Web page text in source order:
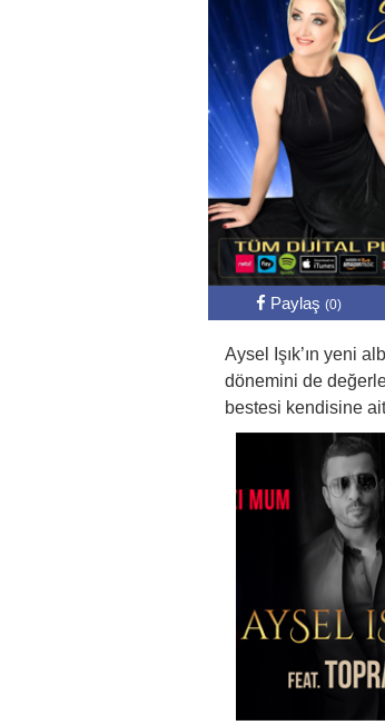
Paylaş (0)
Aysel Işık’ın yeni
dönemini de
bestesi kendisine